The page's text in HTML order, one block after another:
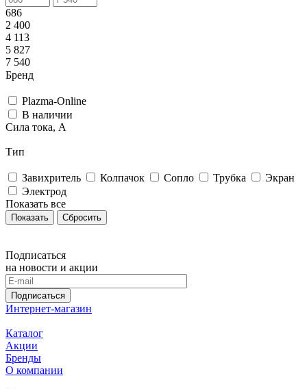
686
2 400
4 113
5 827
7 540
Бренд
Plazma-Online
В наличии
Сила тока, А
Тип
Завихритель Колпачок Сопло Трубка
Экран
Электрод
Показать все
Сбросить
Подписаться
на новости и акции
Подписаться
Интернет-магазин
Каталог
Акции
Бренды
О компании